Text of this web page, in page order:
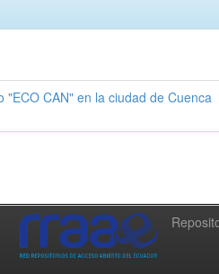
"ECO CAN" en la ciudad de Cuenca